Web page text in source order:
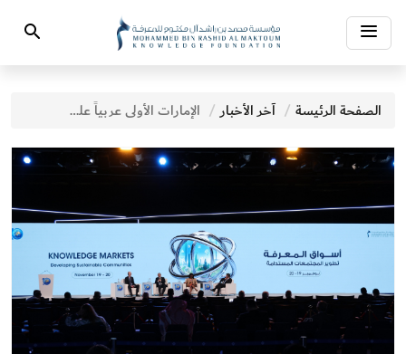
Toggle
navigation
Search
الصفحة الرئيسة آخر الأخبار الإمارات الأولى عربياً على مؤشِّر المعرفة العالمي لعام 2025